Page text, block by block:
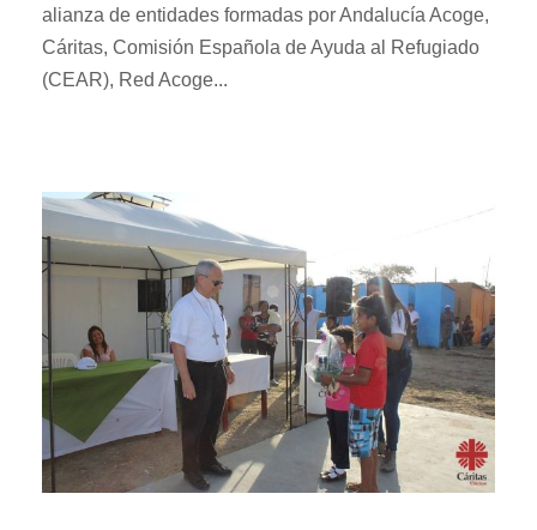
alianza de entidades formadas por Andalucía Acoge,
Cáritas, Comisión Española de Ayuda al Refugiado
(CEAR), Red Acoge...